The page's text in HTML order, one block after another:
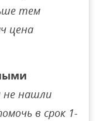
тем
цена
не нашли
в срок 1-